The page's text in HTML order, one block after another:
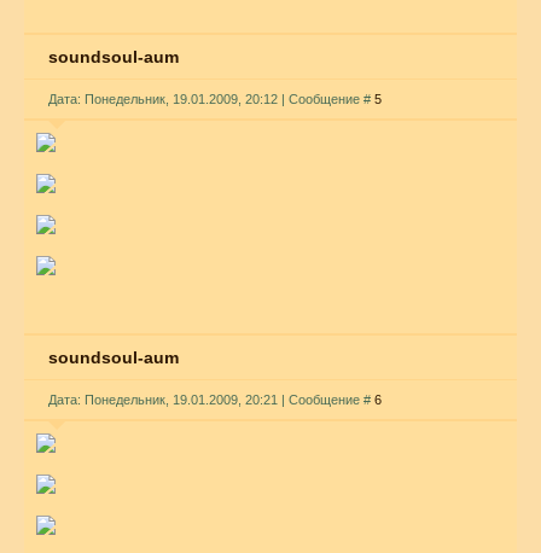
soundsoul-aum
Дата: Понедельник, 19.01.2009, 20:12 | Сообщение # 5
soundsoul-aum
Дата: Понедельник, 19.01.2009, 20:21 | Сообщение # 6